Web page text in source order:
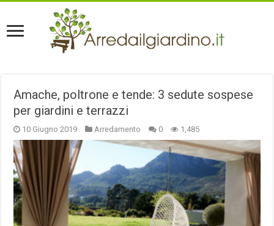
Amache, poltrone e tende: 3 sedute sospese
per giardini e terrazzi
10 Giugno 2019 Arredamento 0 1,485